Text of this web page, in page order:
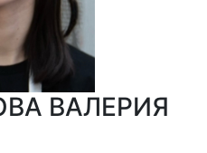
ВАЛЕРИЯ